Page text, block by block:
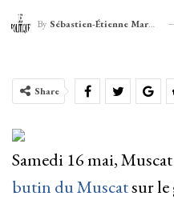
By Sébastien-Étienne Marechal
Share
Samedi 16 mai,
butin du Muscatsur